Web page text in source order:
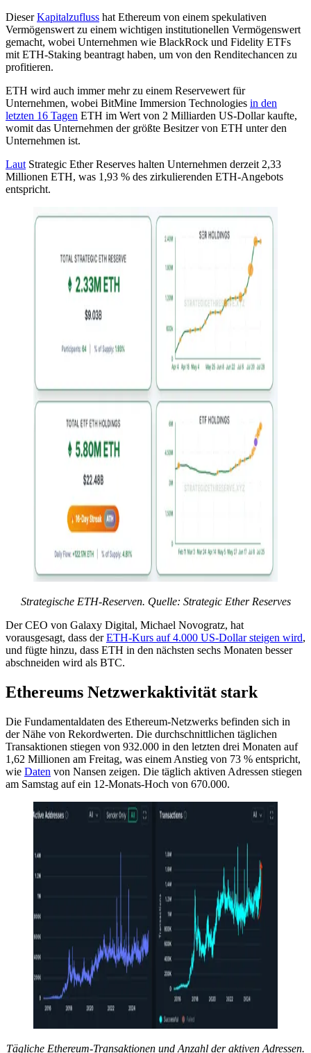
DieserKapitalzufluss hat Ethereum von einem spekulativen
Vermögenswert zu einem wichtigen institutionellen Vermögenswert
gemacht, wobei Unternehmen wie BlackRock und Fidelity ETFs
mit ETH-Staking beantragt haben, um von den Renditechancen zu
profitieren.
ETH wird auch immer mehr zu einem Reservewert für
Unternehmen, wobei BitMine Immersion Technologies in den
letzten 16 Tagen ETH im Wert von 2 Milliarden US-Dollar kaufte,
womit das Unternehmen der größte Besitzer von ETH unter den
Unternehmen ist.
Laut Strategic Ether Reserves halten Unternehmen derzeit 2,33
Millionen ETH, was 1,93 % des zirkulierenden ETH-Angebots
entspricht.
Strategische ETH-Reserven. Quelle: Strategic Ether Reserves
Der CEO von Galaxy Digital, Michael Novogratz, hat
vorausgesagt, dass derETH-Kurs auf 4.000 US-Dollar steigen wird,
und fügte hinzu, dass ETH in den nächsten sechs Monaten besser
abschneiden wird als BTC.
Ethereums Netzwerkaktivität stark
Die Fundamentaldaten des Ethereum-Netzwerks befinden sich in
der Nähe von Rekordwerten. Die durchschnittlichen täglichen
Transaktionen stiegen von 932.000 in den letzten drei Monaten auf
1,62 Millionen am Freitag, was einem Anstieg von 73 % entspricht,
wie Daten von Nansen zeigen. Die täglich aktiven Adressen stiegen
am Samstag auf ein 12-Monats-Hoch von 670.000.
Tägliche Ethereum-Transaktionen und Anzahl der aktiven Adressen.